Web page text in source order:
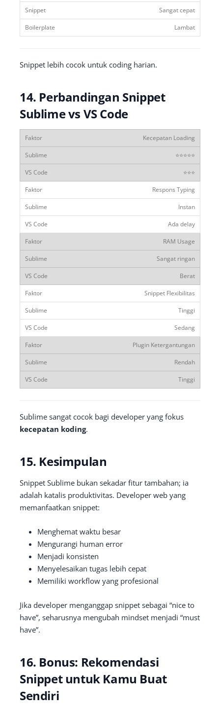
Sangat cepat
Lambat
Snippet lebih cocok untuk coding harian.
14. Perbandingan Snippet
Sublime vs VS Code
Kecepatan Loading
⭐⭐⭐⭐⭐
⭐⭐⭐
Respons Typing
Instan
Ada delay
RAM Usage
Sangat ringan
Berat
Snippet Flexibilitas
Tinggi
Sedang
Plugin Ketergantungan
Rendah
Tinggi
Sublime sangat cocok bagi developer yang fokus
kecepatan koding.
15. Kesimpulan
Snippet Sublime bukan sekadar fitur tambahan; ia
adalah katalis produktivitas. Developer web yang
memanfaatkan snippet:
Menghemat waktu besar
Mengurangi human error
Menjadi konsisten
Menyelesaikan tugas lebih cepat
Memiliki workflow yang profesional
Jika developer menganggap snippet sebagai “nice to
have”, seharusnya mengubah mindset menjadi “must
have”.
16. Bonus: Rekomendasi
Snippet untuk Kamu Buat
Sendiri